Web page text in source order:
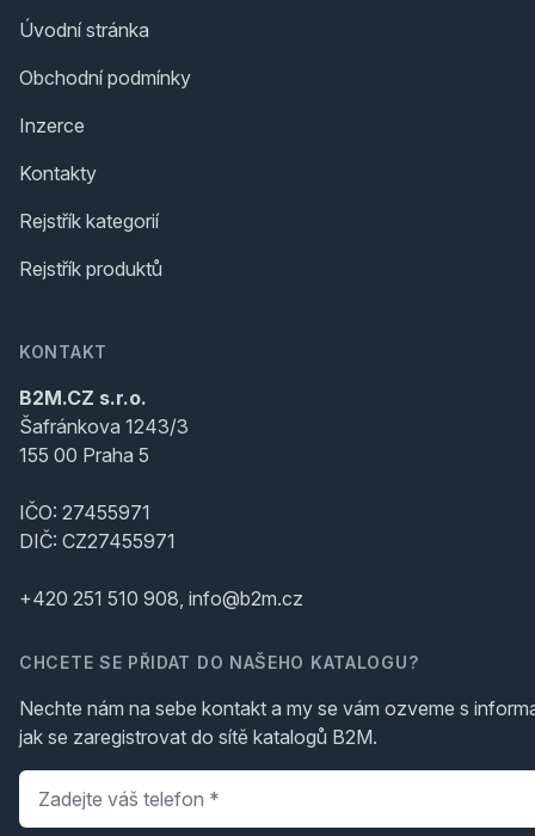
Úvodní stránka
Obchodní podmínky
Inzerce
Kontakty
Rejstřík kategorií
Rejstřík produktů
KONTAKT
B2M.CZ s.r.o.
Šafránkova 1243/3
155 00 Praha 5
IČO: 27455971
DIČ: CZ27455971
+420 251 510 908, info@b2m.cz
CHCETE SE PŘIDAT DO NAŠEHO KATALOGU?
Nechte nám na sebe kontakt a my se vám ozveme s
jak se zaregistrovat do sítě katalogů B2M.
Telefon